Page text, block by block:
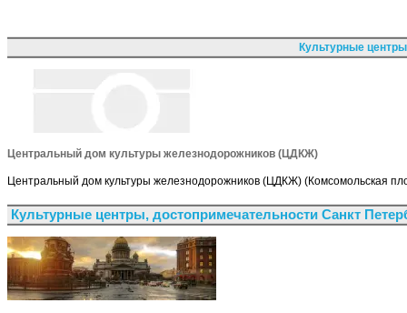
Культурные
Центральный дом культуры железнодорожников (ЦДКЖ)
Центральный дом культуры железнодорожников (ЦДКЖ) (Комсомольская
Культурные центры, достопримечательности Санкт